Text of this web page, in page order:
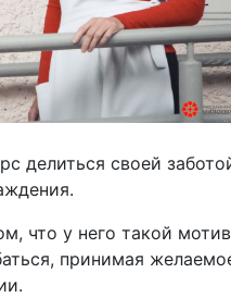
делиться своей
что у него такой
принимая